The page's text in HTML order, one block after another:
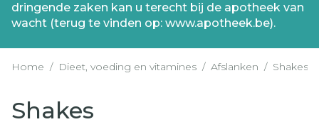
dringende zaken kan u terecht bij de apotheek van
wacht (terug te vinden op: www.apotheek.be).
Home / Dieet, voeding en vitamines / Afslanken / Shakes
Shakes